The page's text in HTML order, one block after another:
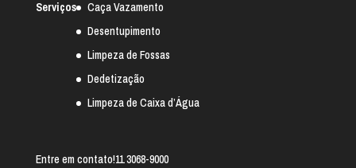
Serviços
Caça Vazamento
Desentupimento
Limpeza de Fossas
Dedetização
Limpeza de Caixa d’Água
Entre em contato!11 3068-9000